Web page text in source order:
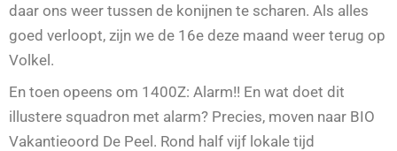
daar ons weer tussen de konijnen te scharen. Als alles
goed verloopt, zijn we de 16e deze maand weer terug op
Volkel.
En toen opeens om 1400Z: Alarm!! En wat doet dit
illustere squadron met alarm? Precies, moven naar BIO
Vakantieoord De Peel. Rond half vijf lokale tijd